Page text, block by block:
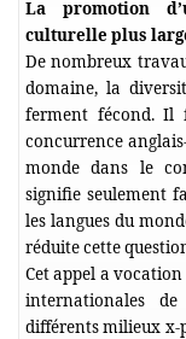
La promotion
culturelle plus
De nombreux
domaine, la
ferment fécond. Il
concurrence
monde dans le
signifie seulement
les langues du
réduite cette
Cet appel a
internationales
différents milieux x-